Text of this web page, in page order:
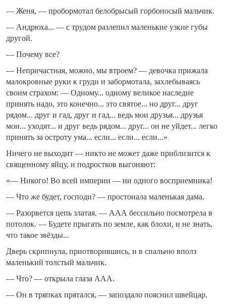
— Женя, — пробормотал белобрысый горбоносый мальчик.
— Андрюха... — с трудом разлепил маленькие узкие губы
другой.
— Почему все?
— Непричастная, можно, мы втроем? — девочка прижала
малокровные руки к груди и забормотала, захлебываясь
своим страхом: — Одному... одному великое наследие
принять надо, это конечно... это святое... но друг... друг
рядом... друг и гад, друг и гад... ведь мои друзья... друзья
мои... уходят... и друг ведь рядом... друг... он не уйдет... легко
принять за остроту ума... если... если... если...»
Ничего не выходит — никто не может даже приблизится к
священному яйцу, и подростков выгоняют:
«— Никого! Во всей империи — ни одного восприемника!
— Что же будет, господи? — простонала маленькая дама.
— Разорвется цепь златая. — ААА бессильно посмотрела в
потолок. — Будете прыгать по земле, как блохи, и не знать,
что такое звёзды...
Дверь скрипнула, приотворившись, и в спальню вполз
маленький толстый мальчик.
— Что? — открыла глаза ААА.
— Он в тряпках прятался, — запоздало пояснил швейцар.